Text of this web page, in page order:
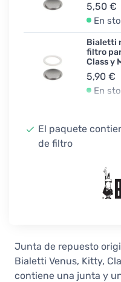
5,50 €
En
Bialetti
filtro
Class y
5,90 €
En
Class y
El paquete
de filtro
Junta de repuesto
Bialetti Venus, Kitty,
contiene una junta y